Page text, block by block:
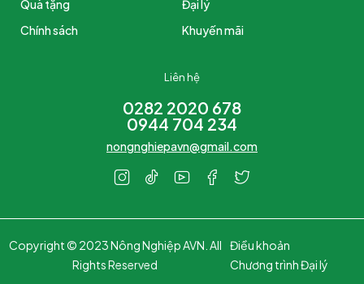
Quà tặng
Chính sách
Đại lý
Khuyến mãi
Liên hệ
0282 2020 678
0944 704 234
nongnghiepavn@gmail.com
Copyright © 2023 Nông Nghiệp AVN. All
Rights Reserved
Điều khoản
Chương trình Đại lý